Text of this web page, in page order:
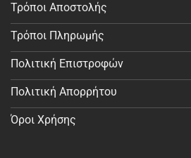
Τρόποι Αποστολής
Τρόποι Πληρωμής
Πολιτική Επιστροφών
Πολιτική Απορρήτου
Όροι Χρήσης